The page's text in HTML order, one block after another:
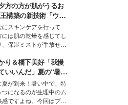
成度を高めるベースと
そのものの美しさ”に改
る人が増えている様
、そんな憧れの艶やか
常で叶える、美容好きの
のヘアケア事情を紹介し
方の方が肌がうるお
構築の新技術「ウォ
ャプチャリングスキ
肌）」がスキンケア
変える予感
にスキンケアを行って
には肌の乾燥を感じてし
、保湿ミストが手放せな
識を大きく変える可能
た、革新的な「Water
Skin（ウォーターキャ
グスキン：捕水肌）」
花王が構築した。
り＆橋下美好「我慢
いいんだ」夏の“暑さ
しい選択肢とは？
夏が到来！暑い中で、特
つになるのが生理中のム
感ですよね。今回はプラ